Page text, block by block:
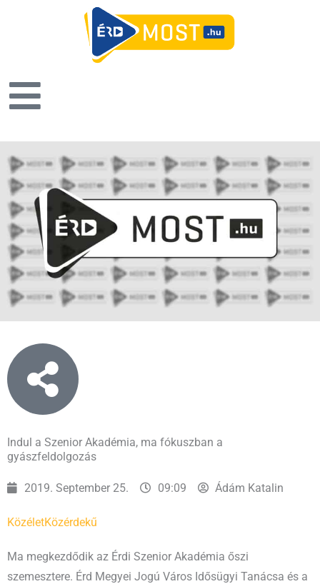
Indul a Szenior Akadémia, ma fókuszban a
gyászfeldolgozás
2019. September 25. 09:09 Ádám Katalin
KözéletKözérdekű
Ma megkezdődik az Érdi Szenior Akadémia őszi
szemesztere. Érd Megyei Jogú Város Idősügyi Tanácsa és a